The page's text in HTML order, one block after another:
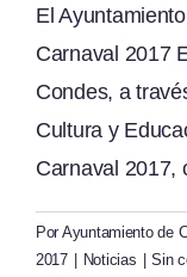
El
Carnaval 2017
Condes, a
Cultura y
Carnaval 2017,
Por Ayuntamiento de
2017
Noticias
Sin